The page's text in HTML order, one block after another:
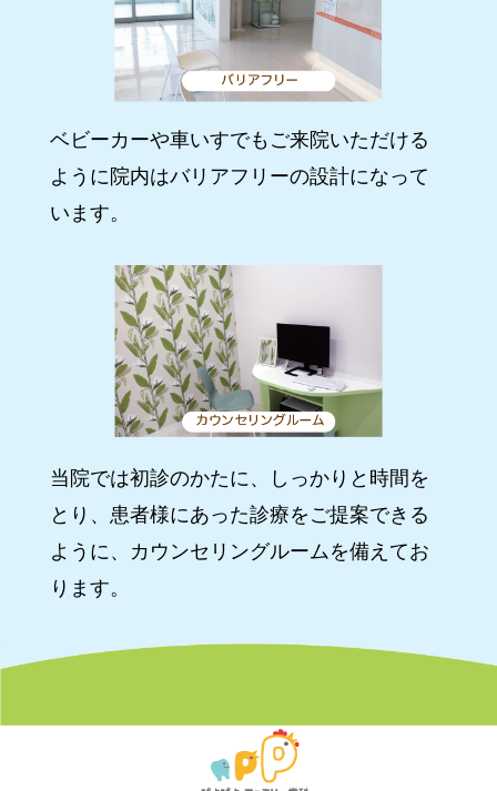
ベビーカーや車いすでもご来院いただける
ように院内はバリアフリーの設計になって
います。
当院では初診のかたに、しっかりと時間を
とり、患者様にあった診療をご提案できる
ように、カウンセリングルームを備えてお
ります。